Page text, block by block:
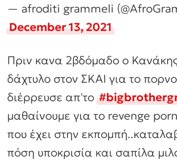
— afroditi grammeli
December 13, 2021
Πριν κανα 2βδόμαδο ο
δάχτυλο στον ΣΚΑΙ για το
διέρρευσε απ'το
μαθαίνουμε για το revenge
που έχει στην
πόση υποκρισία και σαπίλα